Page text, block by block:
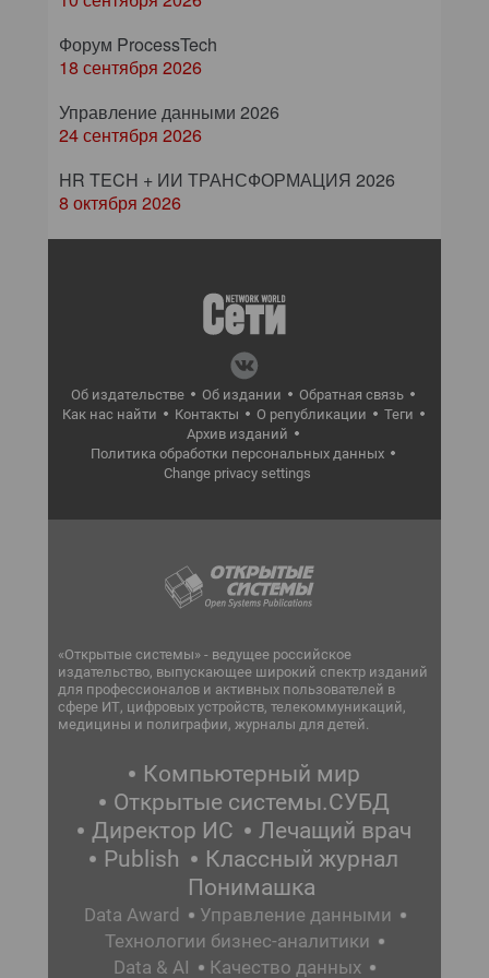
Форум ProcessTech
18 сентября 2026
Управление данными 2026
24 сентября 2026
HR TECH + ИИ ТРАНСФОРМАЦИЯ 2026
8 октября 2026
Об издательстве Об издании
Обратная связь
Как нас найти
Контакты О републикации
Теги
Архив изданий
Политика обработки персональных данных
Change privacy settings
«Открытые системы» - ведущее российское
издательство, выпускающее широкий спектр изданий
для профессионалов и активных пользователей в
сфере ИТ, цифровых устройств, телекоммуникаций,
медицины и полиграфии, журналы для детей.
Компьютерный мир
Открытые системы.СУБД
Директор ИС
Лечащий врач
Publish
Классный журнал
Понимашка
Data Award
Управление данными
Технологии бизнес-аналитики
Data & AI
Качество данных